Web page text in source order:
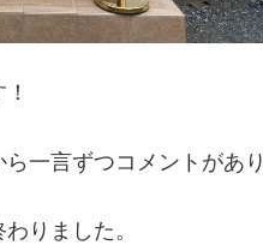
一言ずつコメントがあり
りました。